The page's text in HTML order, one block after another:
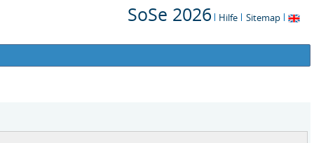
SoSe 2026 Hilfe Sitemap